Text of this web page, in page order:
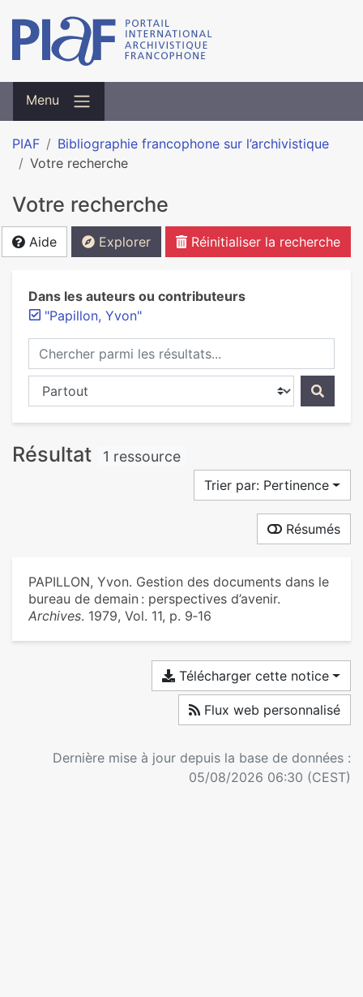
Menu
PIAF
Bibliographie francophone sur l’archivistique
Votre recherche
Votre recherche
Aide Explorer Réinitialiser la recherche
Dans les auteurs ou contributeurs
"Papillon, Yvon"
Chercher parmi les résultats...
Chercher dans...
Résultat 1 ressource
Trier par: Pertinence
Résumés
PAPILLON, Yvon. Gestion des documents dans le
bureau de demain : perspectives d’avenir.
Archives. 1979, Vol. 11, p. 9‑16
Télécharger cette notice
Flux web personnalisé
Dernière mise à jour depuis la base de données :
05/08/2026 06:30 (CEST)